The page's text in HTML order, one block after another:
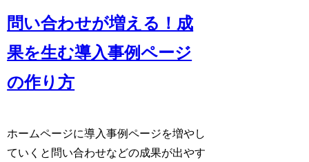
問い合わせが増える！成
果を生む導入事例ページ
の作り方
ホームページに導入事例ページを増やし
ていくと問い合わせなどの成果が出やす